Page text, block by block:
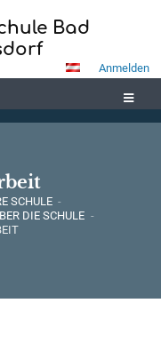
Bad
Anmelden
SCHULE -
DIE SCHULE -